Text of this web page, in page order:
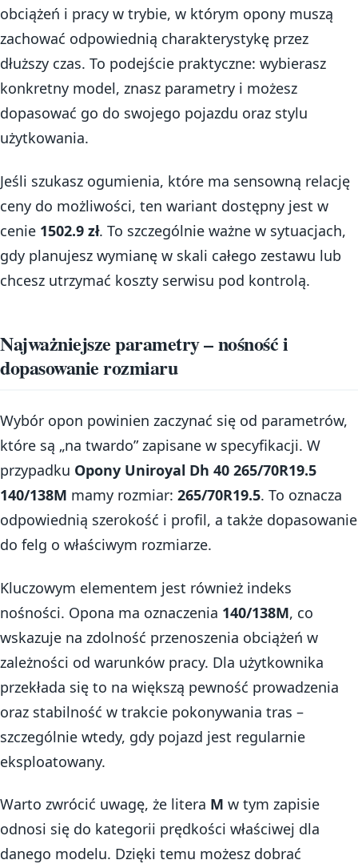
obciążeń i pracy w trybie, w którym opony muszą
zachować odpowiednią charakterystykę przez
dłuższy czas. To podejście praktyczne: wybierasz
konkretny model, znasz parametry i możesz
dopasować go do swojego pojazdu oraz stylu
użytkowania.
Jeśli szukasz ogumienia, które ma sensowną relację
ceny do możliwości, ten wariant dostępny jest w
cenie 1502.9 zł. To szczególnie ważne w sytuacjach,
gdy planujesz wymianę w skali całego zestawu lub
chcesz utrzymać koszty serwisu pod kontrolą.
Najważniejsze parametry – nośność i
dopasowanie rozmiaru
Wybór opon powinien zaczynać się od parametrów,
które są „na twardo” zapisane w specyfikacji. W
przypadku Opony Uniroyal Dh 40 265/70R19.5
140/138M mamy rozmiar: 265/70R19.5. To oznacza
odpowiednią szerokość i profil, a także dopasowanie
do felg o właściwym rozmiarze.
Kluczowym elementem jest również indeks
nośności. Opona ma oznaczenia 140/138M, co
wskazuje na zdolność przenoszenia obciążeń w
zależności od warunków pracy. Dla użytkownika
przekłada się to na większą pewność prowadzenia
oraz stabilność w trakcie pokonywania tras –
szczególnie wtedy, gdy pojazd jest regularnie
eksploatowany.
Warto zwrócić uwagę, że litera M w tym zapisie
odnosi się do kategorii prędkości właściwej dla
danego modelu. Dzięki temu możesz dobrać